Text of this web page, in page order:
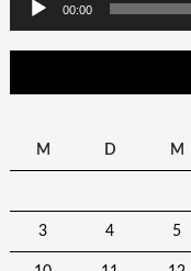
00:00
M
D M
3 4 5